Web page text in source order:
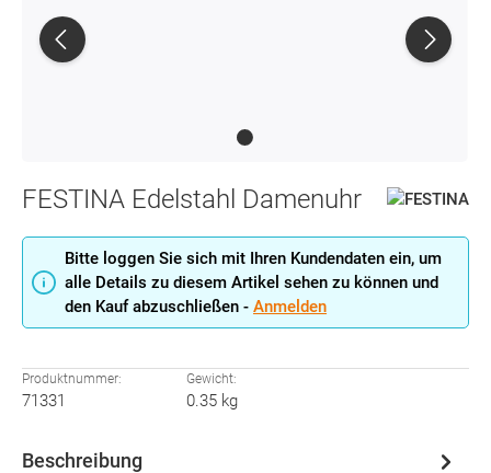
FESTINA Edelstahl Damenuhr
Bitte loggen Sie sich mit Ihren Kundendaten ein, um
alle Details zu diesem Artikel sehen zu können und
den Kauf abzuschließen - Anmelden
Produktnummer:
71331
Gewicht:
0.35 kg
Beschreibung